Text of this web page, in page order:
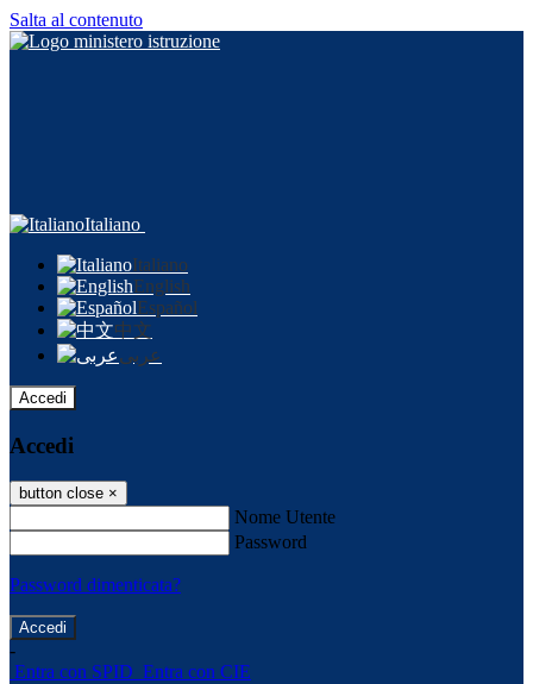
Salta al contenuto
Italiano
Italiano
English
Español
中文
عربى
Accedi
Accedi
button close ×
Nome Utente
Password
Password dimenticata?
-
Entra con SPID Entra con CIE